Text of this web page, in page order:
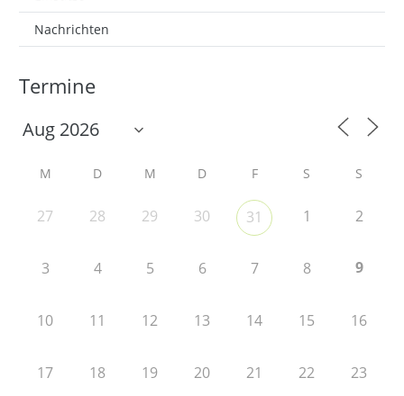
Nachrichten
Termine
M D M D F S S
27 28 29 30 31 1 2
3 4 5 6 7 8 9
10 11 12 13 14 15 16
17 18 19 20 21 22 23